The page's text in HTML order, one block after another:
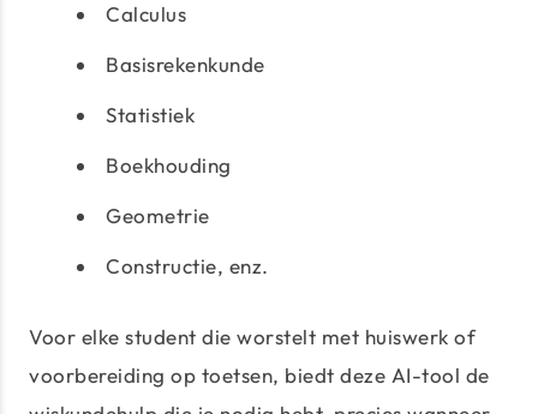
Calculus
Basisrekenkunde
Statistiek
Boekhouding
Geometrie
Constructie, enz.
Voor elke student die worstelt met huiswerk of
voorbereiding op toetsen, biedt deze AI-tool de